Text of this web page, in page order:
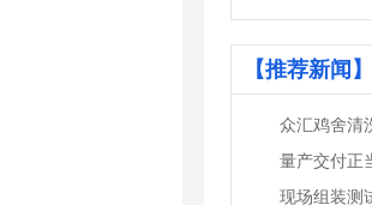
【推荐新闻
众汇鸡舍清